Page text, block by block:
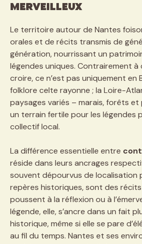
merveilleux
Le territoire autour de Nantes
orales et de récits transmis de
génération, nourrissant un
légendes uniques. Contrairement à
croire, ce n’est pas uniquement en
folklore celte rayonne ; la Loire-
paysages variés – marais, forêts et
un terrain fertile pour les légendes
collectif local.
La différence essentielle entre
réside dans leurs ancrages
souvent dépourvus de localisation
repères historiques, sont des récits
poussent à la réflexion ou à
légende, elle, s’ancre dans un fait
historique, même si elle se pare
au fil du temps. Nantes et ses